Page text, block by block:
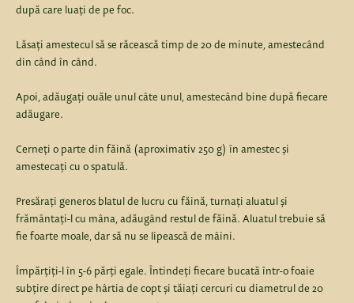
după care luați de pe foc.
Lăsați amestecul să se răcească timp de 20 de minute, amestecând
din când în când.
Apoi, adăugați ouăle unul câte unul, amestecând bine după fiecare
adăugare.
Cerneți o parte din făină (aproximativ 250 g) în amestec și
amestecați cu o spatulă.
Presărați generos blatul de lucru cu făină, turnați aluatul și
frământați-l cu mâna, adăugând restul de făină. Aluatul trebuie să
fie foarte moale, dar să nu se lipească de mâini.
Împărțiți-l în 5-6 părți egale. Întindeți fiecare bucată într-o foaie
subțire direct pe hârtia de copt și tăiați cercuri cu diametrul de 20